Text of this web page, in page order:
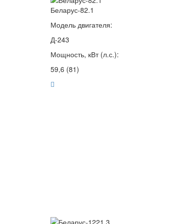
Беларус-82.1
Модель двигателя:
Д-243
Мощность, кВт (л.с.):
59,6 (81)